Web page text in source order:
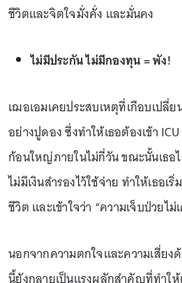
ชีวิตและจิตใจมั่งคั่ง และมั่นคง
ไม่มีประกัน ไม่มีกองทุน = พัง!
เฌอเอมเคยประสบเหตุที่เกือบเปลี่
อย่างปูดอง ซึ่งทำให้เธอต้องเข้า
ก้อนใหญ่ภายในไม่กี่วัน ขณะนั้นเธอ
ไม่มีเงินสำรองไว้ใช้จ่าย ทำให้เธอเ
ชีวิต และเข้าใจว่า “ความเจ็บป่วยไ
นอกจากความตกใจและความเสี่ยง
นี้ยังกลายเป็นแรงผลักสำคัญที่ทำให้